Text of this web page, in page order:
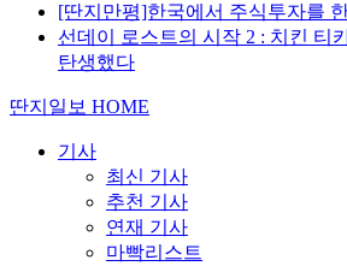
[딴지만평]한국에서 주식투자를
선데이 로스트의 시작 2 : 치킨 티
탄생했다
딴지일보 HOME
기사
최신 기사
추천 기사
연재 기사
마빡리스트